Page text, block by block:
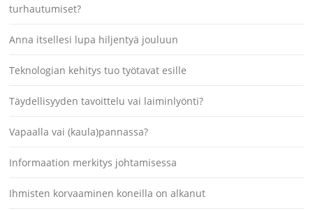
turhautumiset?
Anna itsellesi lupa hiljentyä jouluun
Teknologian kehitys tuo työtavat esille
Täydellisyyden tavoittelu vai laiminlyönti?
Vapaalla vai (kaula)pannassa?
Informaation merkitys johtamisessa
Ihmisten korvaaminen koneilla on alkanut